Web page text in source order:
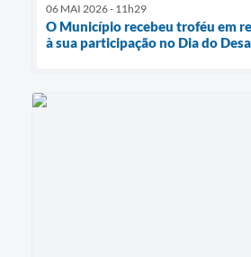
06 MAI 2026 - 11h29
O Município recebeu troféu em
à sua participação no Dia do